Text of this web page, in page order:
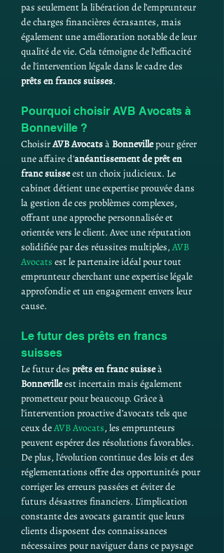
pas seulement la libération de l’emprunteur
de charges financières écrasantes, mais
également une amélioration notable de leur
qualité de vie. Cela témoigne de l’efficacité
de l'intervention légale dans le cadre des
prêts en francs suisses.
Pourquoi choisir AVB Avocats à
Bonneville ?
Choisir AVB Avocats à Bonneville pour gérer
une affaire d'anéantissement de prêt en
franc suisse est un choix judicieux. Le
cabinet détient une expertise prouvée dans
la gestion de ces problèmes complexes,
offrant une approche personnalisée et
orientée vers le client. Avec une réputation
solidifiée par des réussites multiples, AVB
Avocats est le partenaire idéal pour tout
emprunteur cherchant une expertise légale
approfondie et un engagement envers leur
cause.
Le futur des prêts en francs
suisses
Le futur des prêts en franc suisse à
Bonneville est incertain mais également
prometteur pour beaucoup. Grâce à
l'intervention proactive d’avocats tels que
ceux de AVB Avocats, les emprunteurs
peuvent espérer des résolutions favorables.
De plus, l'évolution continue des lois et des
réglementations offre des opportunités pour
corriger les erreurs passées et éviter de
futurs désastres financiers. L'implication
constante des avocats garantit que leurs
clients disposent des connaissances
nécessaires pour naviguer dans ce paysage